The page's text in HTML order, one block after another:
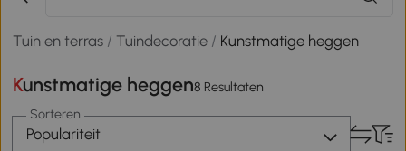
Tuin en terras / Tuindecoratie / Kunstmatige heggen
Kunstmatige heggen8 Resultaten
Sorteren
Populariteit